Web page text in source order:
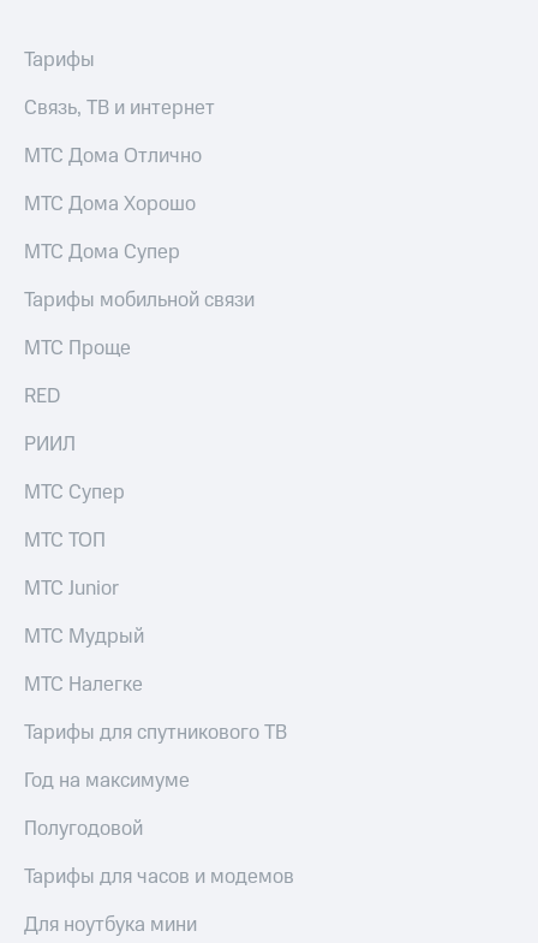
погашении
облигаций
Регистратор
Реквизиты
Контакты
развитие
этика
На главную
Тарифы
Связь, ТВ и интернет
МТС Дома Отлично
МТС Дома Хорошо
МТС Дома Супер
Тарифы мобильной связи
МТС Проще
RED
РИИЛ
МТС Супер
МТС ТОП
МТС Junior
МТС Мудрый
МТС Налегке
Тарифы для спутникового ТВ
Год на максимуме
Полугодовой
Тарифы для часов и модемов
Для ноутбука мини